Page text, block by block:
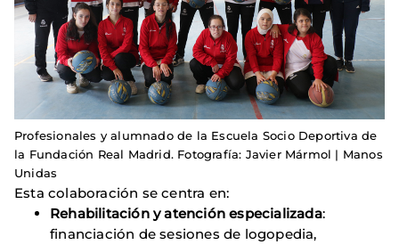
Profesionales y alumnado de la Escuela Socio Deportiva de
la Fundación Real Madrid. Fotografía: Javier Mármol | Manos
Unidas
Esta colaboración se centra en:
Rehabilitación y atención especializada:
financiación de sesiones de logopedia,